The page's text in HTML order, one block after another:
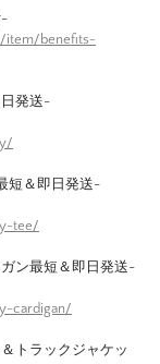
-
item/benefits-
発送-
短＆即日発送-
tee/
ン最短＆即日発送-
cardigan/
トラックジャケッ